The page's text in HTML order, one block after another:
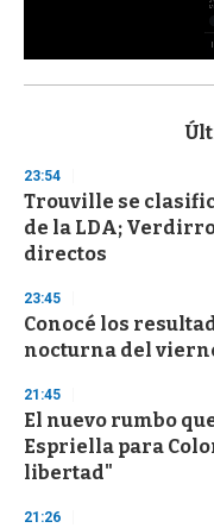
s
d
s
o
f
3
s
e
c
o
d
s
23:54
Trouville se
de la LDA;
directos
23:45
Conocé los
nocturna del
21:45
El nuevo rumbo
Espriella para
libertad"
21:26